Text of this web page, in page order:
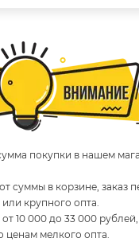
покупки в нашем
суммы в корзине, заказ
крупного опта.
10 000 до 33 000 рублей,
ценам мелкого опта.